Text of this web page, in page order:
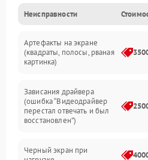
Перегрев и термопроблемы
Видео
Интерфейсные и
Неисправности
Артефакты на экране
(квадраты, полосы, рваная
картинка)
Зависания драйвера
(ошибка “Видеодрайвер
перестал отвечать и был
восстановлен”)
Черный экран при